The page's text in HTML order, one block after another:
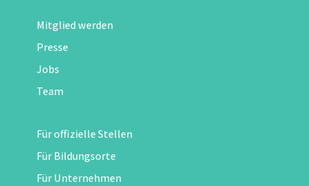
Mitglied werden
Presse
Jobs
Team
Für offizielle Stellen
Für Bildungsorte
Für Unternehmen